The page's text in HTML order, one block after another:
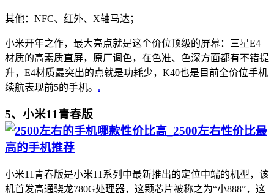
其他：NFC、红外、X轴马达；
小米开年之作，最大亮点就是这个价位顶级的屏幕：三星E4
材质的高素质直屏，原厂调色，在色准、色深方面都有不错提
升，E4材质最突出的点就是功耗少，K40也是目前全价位手机
续航表现前5的手机。 .
5、小米11青春版
小米11青春版是小米11系列中最新推出的定位中端的机型，该
机首发高通骁龙780G处理器，这颗芯片被称之为“小888”，这